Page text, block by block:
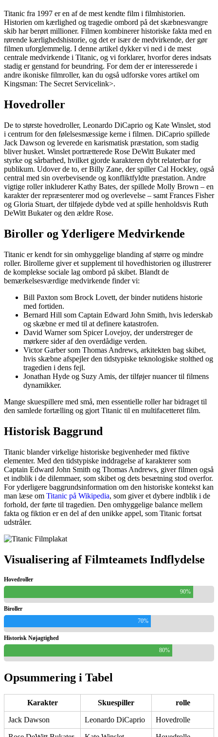
Titanic fra 1997 er en af de mest kendte film i filmhistorien.
Historien om kærlighed og tragedie ombord på det skæbnesvangre
skib har berørt millioner. Filmen kombinerer historiske fakta med en
rørende kærlighedshistorie, og det er især de medvirkende, der gør
filmen uforglemmelig. I denne artikel dykker vi ned i de mest
centrale medvirkende i Titanic, og vi forklarer, hvorfor deres indsats
stadig er genstand for beundring. For dem der er interesserede i
andre ikoniske filmroller, kan du også udforske vores artikel om
Kingsman: The Secret Servicelink>.
Hovedroller
De to største hovedroller, Leonardo DiCaprio og Kate Winslet, stod
i centrum for den følelsesmæssige kerne i filmen. DiCaprio spillede
Jack Dawson og leverede en karismatisk præstation, som stadig
bliver husket. Winslet portrætterede Rose DeWitt Bukater med
styrke og sårbarhed, hvilket gjorde karakteren dybt relaterbar for
publikum. Udover de to, er Billy Zane, der spiller Cal Hockley, også
central med sin overbevisende og konfliktfyldte præstation. Andre
vigtige roller inkluderer Kathy Bates, der spillede Molly Brown – en
karakter der repræsenterer mod og overlevelse – samt Frances Fisher
og Gloria Stuart, der tilføjede dybde ved at spille henholdsvis Ruth
DeWitt Bukater og den ældre Rose.
Biroller og Yderligere Medvirkende
Titanic er kendt for sin omhyggelige blanding af større og mindre
roller. Birollerne giver et supplement til hovedhistorien og illustrerer
de komplekse sociale lag ombord på skibet. Blandt de
bemærkelsesværdige medvirkende finder vi:
Bill Paxton som Brock Lovett, der binder nutidens historie
med fortiden.
Bernard Hill som Captain Edward John Smith, hvis lederskab
og skæbne er med til at definere katastrofen.
David Warner som Spicer Lovejoy, der understreger de
mørkere sider af den overdådige verden.
Victor Garber som Thomas Andrews, arkitekten bag skibet,
hvis skæbne afspejler den tidstypiske teknologiske stolthed og
tragedien i dens fejl.
Jonathan Hyde og Suzy Amis, der tilføjer nuancer til filmens
dynamikker.
Mange skuespillere med små, men essentielle roller har bidraget til
den samlede fortælling og gjort Titanic til en multifacetteret film.
Historisk Baggrund
Titanic blander virkelige historiske begivenheder med fiktive
elementer. Med den tidstypiske inddragelse af karakterer som
Captain Edward John Smith og Thomas Andrews, giver filmen også
et indblik i de dilemmaer, som skibet og dets besætning stod overfor.
For yderligere baggrundsinformation om den historiske kontekst kan
man læse om Titanic på Wikipedia, som giver et dybere indblik i de
forhold, der førte til tragedien. Den omhyggelige balance mellem
fakta og fiktion er en del af den unikke appel, som Titanic fortsat
udstråler.
Visualisering af Filmteamets Indflydelse
Hovedroller
90%
Biroller
70%
Historisk Nøjagtighed
80%
Opsummering i Tabel
Karakter Skuespiller rolle
Jack Dawson Leonardo DiCaprio Hovedrolle